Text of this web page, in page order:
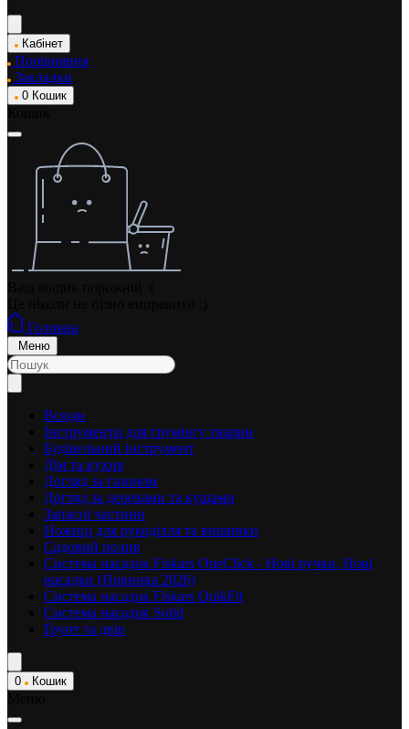
Кабінет
Порівняння
Закладки
0 Кошик
Головна
Меню
Всюди
Інструменти для грумінгу тварин
Будівельний інструмент
Дім та кухня
Догляд за газоном
Догляд за деревами та кущами
Запасні частини
Ножиці для рукоділля та вишивки
Садовий полив
Система насадок Fiskars OneClick - Нові ручки, Нові
насадки (Новинка 2026)
Система насадок Fiskars QuikFit
Система насадок Solid
Ґрунт та двір
0 Кошик